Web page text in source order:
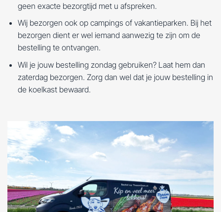
geen exacte bezorgtijd met u afspreken.
Wij bezorgen ook op campings of vakantieparken. Bij het
bezorgen dient er wel iemand aanwezig te zijn om de
bestelling te ontvangen.
Wil je jouw bestelling zondag gebruiken? Laat hem dan
zaterdag bezorgen. Zorg dan wel dat je jouw bestelling in
de koelkast bewaard.